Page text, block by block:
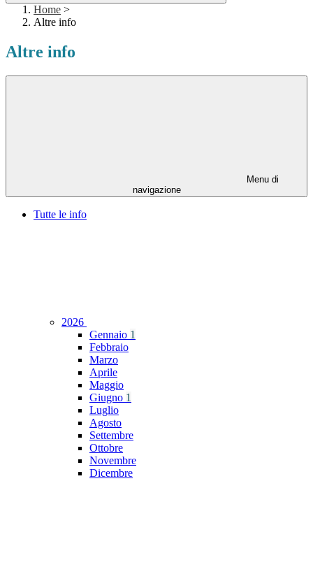
Home >
Altre info
Altre info
Menu di
navigazione
Tutte le info
2026
Gennaio 1
Febbraio
Marzo
Aprile
Maggio
Giugno 1
Luglio
Agosto
Settembre
Ottobre
Novembre
Dicembre